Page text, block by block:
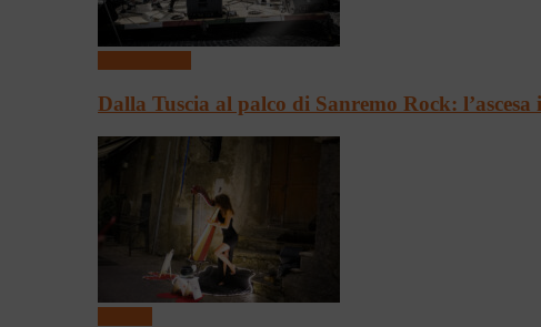
Dalla Tuscia al palco di Sanremo Rock: